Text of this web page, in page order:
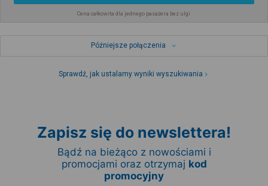
Cena całkowita dla jednego pasażera bez ulgi
Późniejsze połączenia
Sprawdź, jak ustalamy wyniki wyszukiwania
Zapisz się do newslettera!
Bądź na bieżąco z nowościami i
promocjami oraz otrzymaj kod
promocyjny